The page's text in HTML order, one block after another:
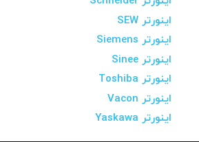
اینورتر SEW
اینورتر Siemens
اینورتر Sinee
اینورتر Toshiba
اینورتر Vacon
اینورتر Yaskawa